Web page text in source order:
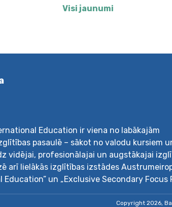
Visi jaunumi
Education ir viena no labākajām
pasaulē – sākot no valodu kursiem
vidējai, profesionālajai un augstākajai
arī lielākās izglītības izstādes
un „Exclusive Secondary Focus
Copyright 2026,